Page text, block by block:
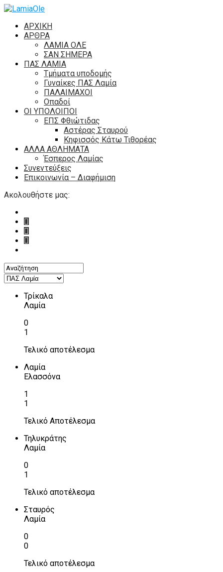
ΑΡΧΙΚΗ
ΑΡΘΡΑ
ΛΑΜΙΑ ΟΛΕ
ΣΑΝ ΣΗΜΕΡΑ
ΠΑΣ ΛΑΜΙΑ
Τμήματα υποδομής
Γυναίκες ΠΑΣ Λαμία
ΠΑΛΑΙΜΑΧΟΙ
Οπαδοί
ΟΙ ΥΠΟΛΟΙΠΟΙ
ΕΠΣ Φθιώτιδας
Αστέρας Σταυρού
Κηφισσός Κάτω Τιθορέας
ΑΛΛΑ ΑΘΛΗΜΑΤΑ
Έσπερος Λαμίας
Συνεντεύξεις
Επικοινωνία – Διαφήμιση
Ακολουθήστε μας:
Τρίκαλα
Λαμία
0
1
Τελικό αποτέλεσμα
Λαμία
Ελασσόνα
1
1
Τελικό Αποτέλεσμα
Τηλυκράτης
Λαμία
0
1
Τελικό αποτέλεσμα
Σταυρός
Λαμία
0
0
Τελικό αποτέλεσμα